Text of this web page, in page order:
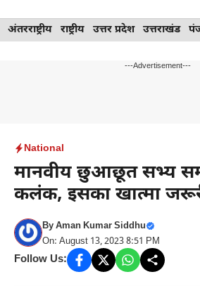
Skip
to
अंतरराष्ट्रीय राष्ट्रीय उत्तर प्रदेश उत्तराखंड
---Advertisement---
National
मानवीय छुआछूत सभ्य
कलंक, इसका खात्मा
ByAman Kumar Siddhu
On: August 13, 2023 8:51 PM
Follow Us: